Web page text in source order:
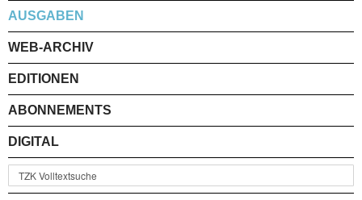
AUSGABEN
WEB-ARCHIV
EDITIONEN
ABONNEMENTS
DIGITAL